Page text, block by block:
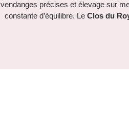
vendanges précises et élevage sur
constante d’équilibre. Le Clos du